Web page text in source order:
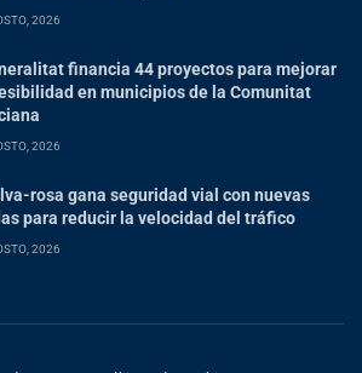
2026
financia 44 proyectos para mejorar
en municipios de la Comunitat
2026
rosa gana seguridad vial con nuevas
para reducir la velocidad del tráfico
2026